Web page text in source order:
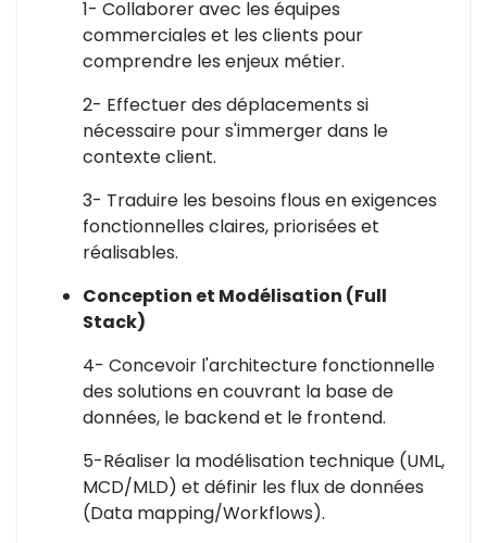
1- Collaborer avec les équipes
commerciales et les clients pour
comprendre les enjeux métier.
2- Effectuer des déplacements si
nécessaire pour s'immerger dans le
contexte client.
3- Traduire les besoins flous en exigences
fonctionnelles claires, priorisées et
réalisables.
Conception et Modélisation (Full
Stack)
4- Concevoir l'architecture fonctionnelle
des solutions en couvrant la base de
données, le backend et le frontend.
5-Réaliser la modélisation technique (UML,
MCD/MLD) et définir les flux de données
(Data mapping/Workflows).